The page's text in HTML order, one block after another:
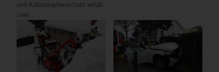
und Katastrophenschutz erhält
zwei…